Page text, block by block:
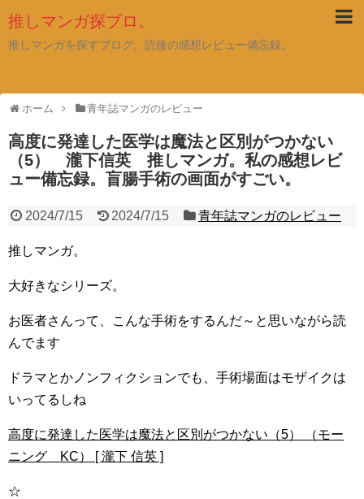
推しマンガ探ブロ。
推しマンガを探すブログ。読後の感想レビュー備忘録。
ホーム 青年誌マンガのレビュー
高度に発達した医学は魔法と区別がつかない
（5） 瀧下信英 推しマンガ。私の感想レビ
ュー備忘録。盲腸手術の画面がすごい。
2024/7/15 2024/7/15 青年誌マンガのレビュー
推しマンガ。
大好きなシリーズ。
お医者さんって、こんな手術をするんだ～と思いながら読
んでます
ドラマとかノンフィクションでも、手術場面はモザイクは
いってるしね
高度に発達した医学は魔法と区別がつかない（5） （モー
ニング KC） [ 瀧下 信英 ]
☆